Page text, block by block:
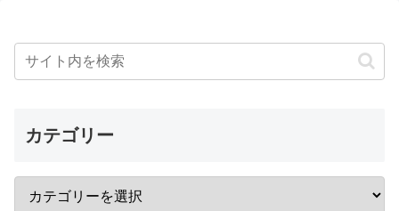
カテゴリー